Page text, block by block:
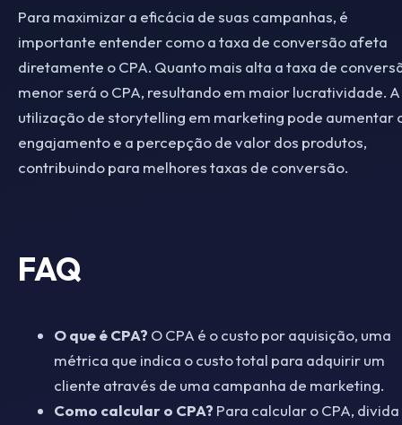
Para maximizar a eficácia de suas campanhas, é
importante entender como a taxa de conversão afeta
diretamente o CPA. Quanto mais alta a taxa de
menor será o CPA, resultando em maior lucratividade. A
utilização de storytelling em marketing pode aumentar
engajamento e a percepção de valor dos produtos,
contribuindo para melhores taxas de conversão.
FAQ
O que é CPA? O CPA é o custo por aquisição, uma
métrica que indica o custo total para adquirir um
cliente através de uma campanha de marketing.
Como calcular o CPA? Para calcular o CPA, divida